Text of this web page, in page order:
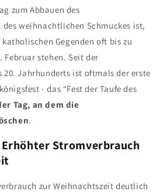
zum Abbauen des
weihnachtlichen Schmuckes ist,
Gegenden oft bis zu
Februar stehen. Seit der
Jahrhunderts ist oftmals der erste
- das “Fest der Taufe des
Tag, an dem die
.
Stromverbrauch
zur Weihnachtszeit deutlich